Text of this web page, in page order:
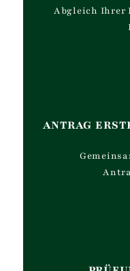
Abgleich Ihrer
ANTRAG